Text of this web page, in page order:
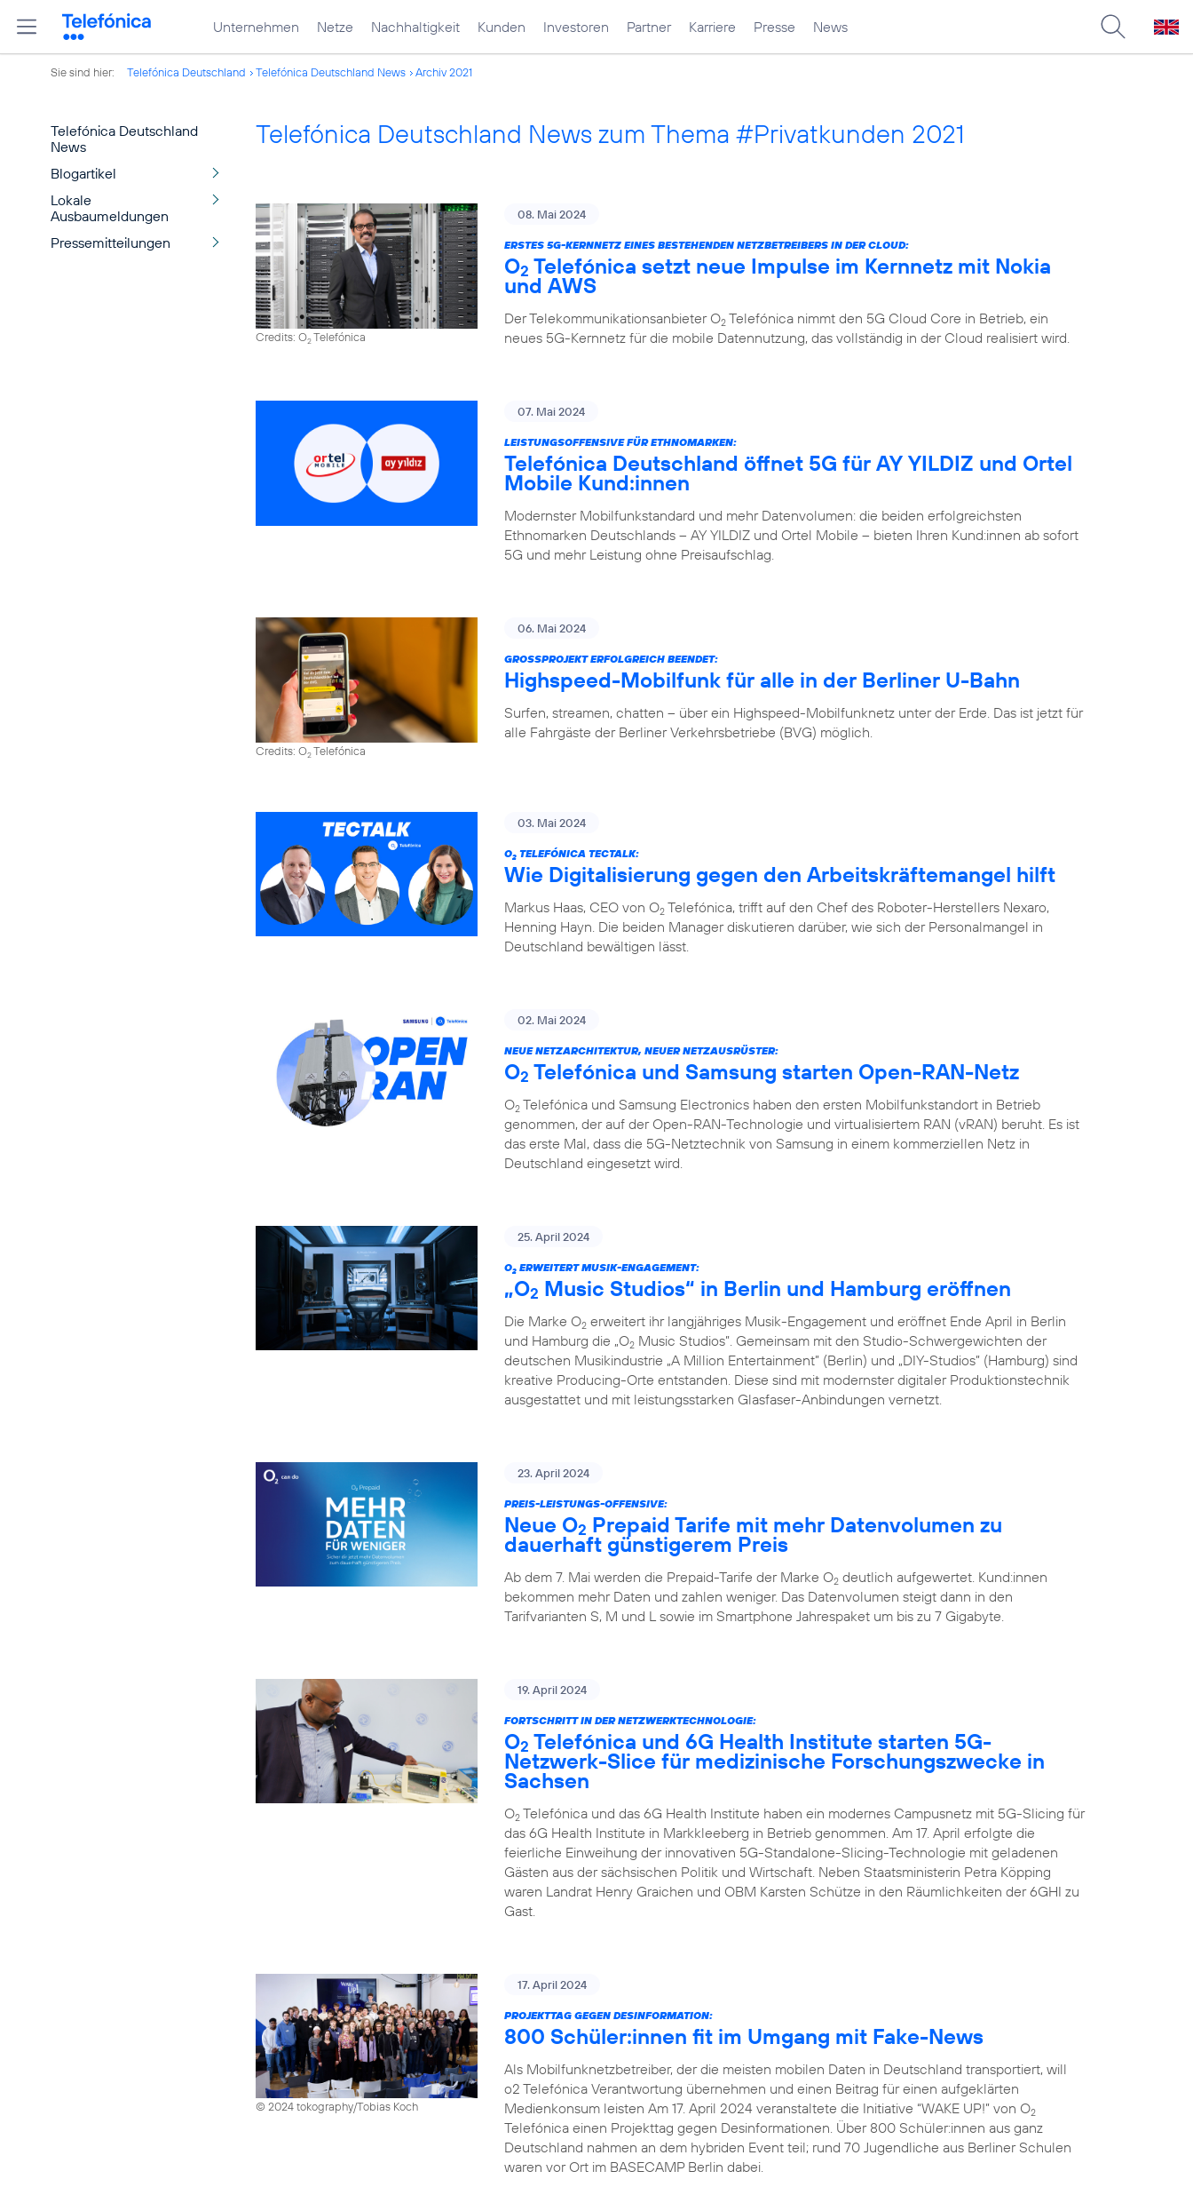
Unternehmen Netze Nachhaltigkeit Kunden Investoren Partner Karriere Presse News
Sie sind hier: Telefónica Deutschland Telefónica Deutschland News Archiv 2021
Telefónica Deutschland
News
Blogartikel
Lokale
Ausbaumeldungen
Pressemitteilungen
Telefónica Deutschland News zum Thema #Privatkunden 2021
Credits: O2Telefónica
08. Mai 2024
ERSTES 5G-KERNNETZ EINES BESTEHENDEN NETZBETREIBERS IN DER CLOUD:
O2 Telefónica setzt neue Impulse im Kernnetz mit Nokia
und AWS
Der Telekommunikationsanbieter O2 Telefónica nimmt den 5G Cloud Core in Betrieb, ein
neues 5G-Kernnetz für die mobile Datennutzung, das vollständig in der Cloud realisiert wird.
07. Mai 2024
LEISTUNGSOFFENSIVE FÜR ETHNOMARKEN:
Telefónica Deutschland öffnet 5G für AY YILDIZ und Ortel
Mobile Kund:innen
Modernster Mobilfunkstandard und mehr Datenvolumen: die beiden erfolgreichsten
Ethnomarken Deutschlands – AY YILDIZ und Ortel Mobile – bieten Ihren Kund:innen ab sofort
5G und mehr Leistung ohne Preisaufschlag.
Credits: O2Telefónica
06. Mai 2024
GROSSPROJEKT ERFOLGREICH BEENDET:
Highspeed-Mobilfunk für alle in der Berliner U-Bahn
Surfen, streamen, chatten – über ein Highspeed-Mobilfunknetz unter der Erde. Das ist jetzt für
alle Fahrgäste der Berliner Verkehrsbetriebe (BVG) möglich.
03. Mai 2024
O2 TELEFÓNICA TECTALK:
Wie Digitalisierung gegen den Arbeitskräftemangel hilft
Markus Haas, CEO von O2 Telefónica, trifft auf den Chef des Roboter-Herstellers Nexaro,
Henning Hayn. Die beiden Manager diskutieren darüber, wie sich der Personalmangel in
Deutschland bewältigen lässt.
02. Mai 2024
NEUE NETZARCHITEKTUR, NEUER NETZAUSRÜSTER:
O2 Telefónica und Samsung starten Open-RAN-Netz
O2 Telefónica und Samsung Electronics haben den ersten Mobilfunkstandort in Betrieb
genommen, der auf der Open-RAN-Technologie und virtualisiertem RAN (vRAN) beruht. Es ist
das erste Mal, dass die 5G-Netztechnik von Samsung in einem kommerziellen Netz in
Deutschland eingesetzt wird.
25. April 2024
O2 ERWEITERT MUSIK-ENGAGEMENT:
„O2 Music Studios“ in Berlin und Hamburg eröffnen
Die Marke O2 erweitert ihr langjähriges Musik-Engagement und eröffnet Ende April in Berlin
und Hamburg die „O2 Music Studios”. Gemeinsam mit den Studio-Schwergewichten der
deutschen Musikindustrie „A Million Entertainment” (Berlin) und „DIY-Studios” (Hamburg) sind
kreative Producing-Orte entstanden. Diese sind mit modernster digitaler Produktionstechnik
ausgestattet und mit leistungsstarken Glasfaser-Anbindungen vernetzt.
23. April 2024
PREIS-LEISTUNGS-OFFENSIVE:
Neue O2 Prepaid Tarife mit mehr Datenvolumen zu
dauerhaft günstigerem Preis
Ab dem 7. Mai werden die Prepaid-Tarife der Marke O2 deutlich aufgewertet. Kund:innen
bekommen mehr Daten und zahlen weniger. Das Datenvolumen steigt dann in den
Tarifvarianten S, M und L sowie im Smartphone Jahrespaket um bis zu 7 Gigabyte.
19. April 2024
FORTSCHRITT IN DER NETZWERKTECHNOLOGIE:
O2 Telefónica und 6G Health Institute starten 5G-
Netzwerk-Slice für medizinische Forschungszwecke in
Sachsen
O2 Telefónica und das 6G Health Institute haben ein modernes Campusnetz mit 5G-Slicing für
das 6G Health Institute in Markkleeberg in Betrieb genommen. Am 17. April erfolgte die
feierliche Einweihung der innovativen 5G-Standalone-Slicing-Technologie mit geladenen
Gästen aus der sächsischen Politik und Wirtschaft. Neben Staatsministerin Petra Köpping
waren Landrat Henry Graichen und OBM Karsten Schütze in den Räumlichkeiten der 6GHI zu
Gast.
© 2024 tokography/Tobias Koch
17. April 2024
PROJEKTTAG GEGEN DESINFORMATION:
800 Schüler:innen fit im Umgang mit Fake-News
Als Mobilfunknetzbetreiber, der die meisten mobilen Daten in Deutschland transportiert, will
o2 Telefónica Verantwortung übernehmen und einen Beitrag für einen aufgeklärten
Medienkonsum leisten Am 17. April 2024 veranstaltete die Initiative “WAKE UP!” von O2
Telefónica einen Projekttag gegen Desinformationen. Über 800 Schüler:innen aus ganz
Deutschland nahmen an dem hybriden Event teil; rund 70 Jugendliche aus Berliner Schulen
waren vor Ort im BASECAMP Berlin dabei.